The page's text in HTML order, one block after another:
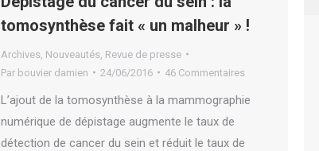
tomosynthèse fait « un malheur » !
Archives Nouveautés Revue de presse
Par bouvier damien 24/06/2016 46 Commentaires
L’ajout de la tomosynthèse à la mammographie
numérique de dépistage augmente le taux de
détection de cancer du sein et réduit le taux de